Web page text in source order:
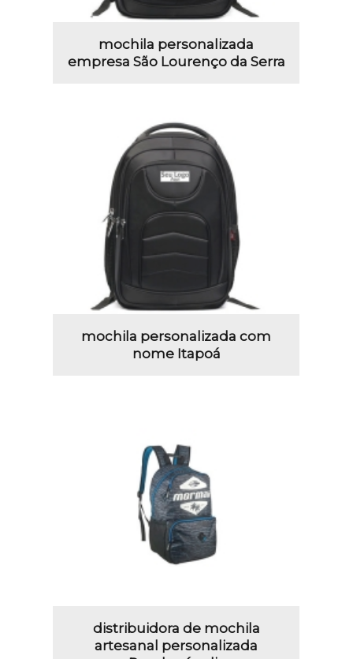
mochila personalizada
empresa São Lourenço da Serra
mochila personalizada com
nome Itapoá
distribuidora de mochila
artesanal personalizada